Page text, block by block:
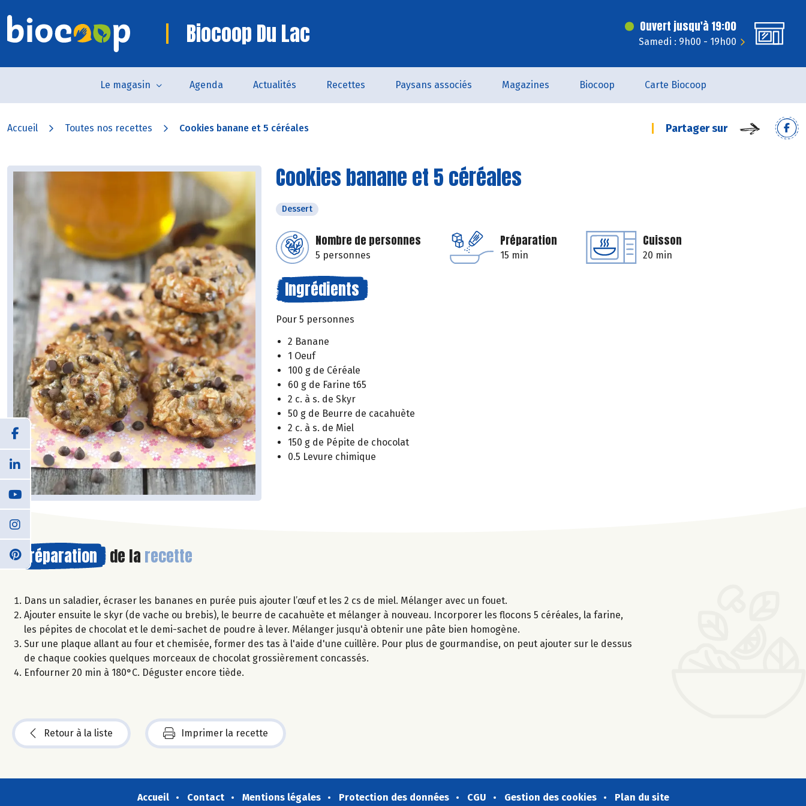
Biocoop Du Lac Ouvert jusqu'à 19:00
Samedi : 9h00 - 19h00
Le magasin Agenda Actualités Recettes Paysans associés Magazines Biocoop Carte Biocoop
Accueil Toutes nos recettes Cookies banane et 5 céréales Partager sur
Cookies banane et 5 céréales
Dessert
Nombre de personnes
5 personnes
Préparation
15 min
Cuisson
20 min
Ingrédients
Pour 5 personnes
2 Banane
1 Oeuf
100 g de Céréale
60 g de Farine t65
2 c. à s. de Skyr
50 g de Beurre de cacahuète
2 c. à s. de Miel
150 g de Pépite de chocolat
0.5 Levure chimique
Préparation de la recette
Dans un saladier, écraser les bananes en purée puis ajouter l’œuf et les 2 cs de miel. Mélanger avec un fouet.
Ajouter ensuite le skyr (de vache ou brebis), le beurre de cacahuète et mélanger à nouveau. Incorporer les flocons 5 céréales, la farine,
les pépites de chocolat et le demi-sachet de poudre à lever. Mélanger jusqu'à obtenir une pâte bien homogène.
Sur une plaque allant au four et chemisée, former des tas à l'aide d'une cuillère. Pour plus de gourmandise, on peut ajouter sur le dessus
de chaque cookies quelques morceaux de chocolat grossièrement concassés.
Enfourner 20 min à 180°C. Déguster encore tiède.
Retour à la liste Imprimer la recette
Accueil Contact Mentions légales Protection des données CGU Gestion des cookies Plan du site